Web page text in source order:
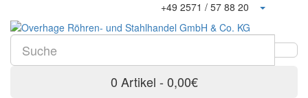
+49 2571 / 57 88 20
0 Artikel - 0,00€